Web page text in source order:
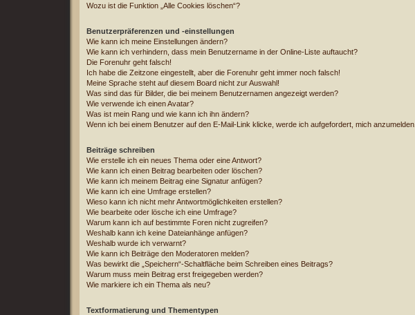
Wozu ist die Funktion „Alle Cookies löschen“?
Benutzerpräferenzen und -einstellungen
Wie kann ich meine Einstellungen ändern?
Wie kann ich verhindern, dass mein Benutzername in der Online-Liste auftaucht?
Die Forenuhr geht falsch!
Ich habe die Zeitzone eingestellt, aber die Forenuhr geht immer noch falsch!
Meine Sprache steht auf diesem Board nicht zur Auswahl!
Was sind das für Bilder, die bei meinem Benutzernamen angezeigt werden?
Wie verwende ich einen Avatar?
Was ist mein Rang und wie kann ich ihn ändern?
Wenn ich bei einem Benutzer auf den E-Mail-Link klicke, werde ich aufgefordert, mich anzumelden.
Beiträge schreiben
Wie erstelle ich ein neues Thema oder eine Antwort?
Wie kann ich einen Beitrag bearbeiten oder löschen?
Wie kann ich meinem Beitrag eine Signatur anfügen?
Wie kann ich eine Umfrage erstellen?
Wieso kann ich nicht mehr Antwortmöglichkeiten erstellen?
Wie bearbeite oder lösche ich eine Umfrage?
Warum kann ich auf bestimmte Foren nicht zugreifen?
Weshalb kann ich keine Dateianhänge anfügen?
Weshalb wurde ich verwarnt?
Wie kann ich Beiträge den Moderatoren melden?
Was bewirkt die „Speichern“-Schaltfläche beim Schreiben eines Beitrags?
Warum muss mein Beitrag erst freigegeben werden?
Wie markiere ich ein Thema als neu?
Textformatierung und Thementypen